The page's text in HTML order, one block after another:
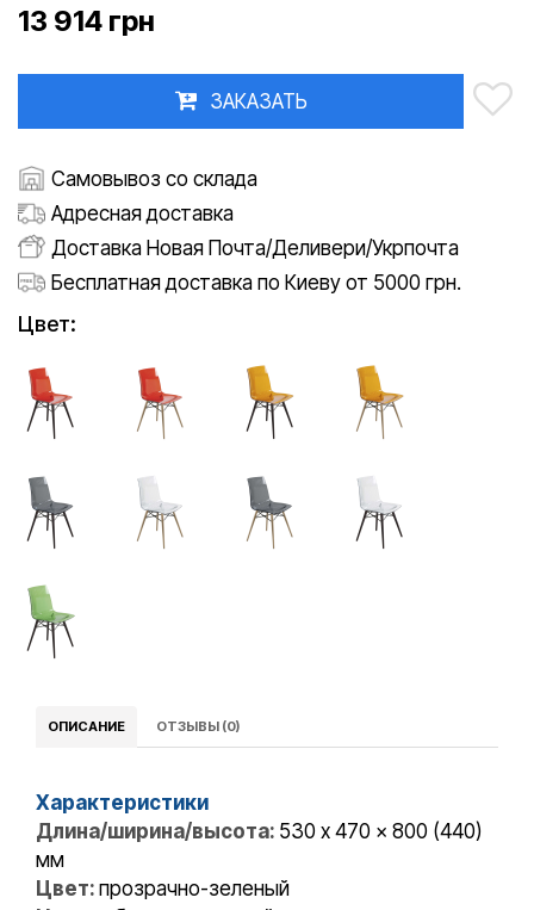
13 914 грн
ЗАКАЗАТЬ
Самовывоз со склада
Адресная доставка
Доставка Новая Почта/Деливери/Укрпочта
Бесплатная доставка по Киеву от 5000 грн.
Цвет:
ОПИСАНИЕ ОТЗЫВЫ (0)
Характеристики
Длина/ширина/высота: 530 x 470 x 800 (440)
мм
Цвет: прозрачно-зеленый